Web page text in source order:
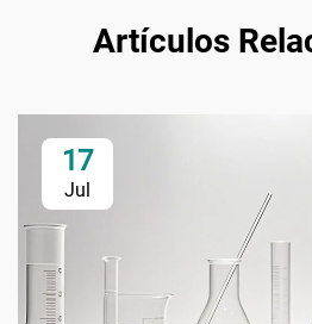
Artículos
17
Jul